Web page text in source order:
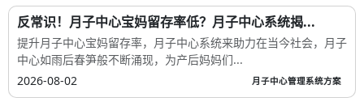
反常识！月子中心宝妈留存率低？月子中心系统揭...
提升月子中心宝妈留存率，月子中心系统来助力在当今社会，月子
中心如雨后春笋般不断涌现，为产后妈妈们...
2026-08-02
月子中心管理系统方案